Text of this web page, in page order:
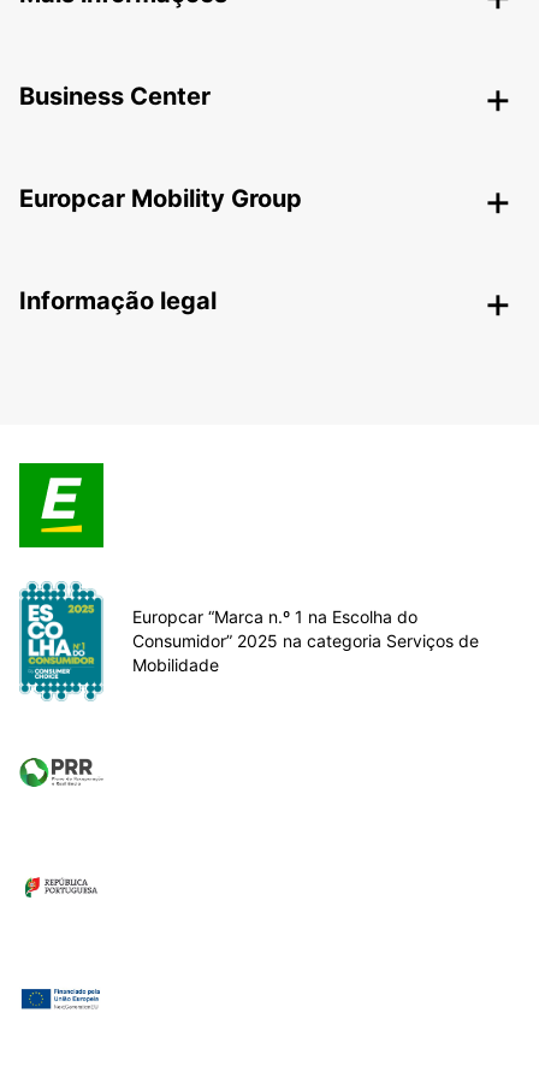
Business Center
Europcar Mobility Group
Informação legal
Europcar “Marca n.º 1 na Escolha do
Consumidor” 2025 na categoria Serviços de
Mobilidade